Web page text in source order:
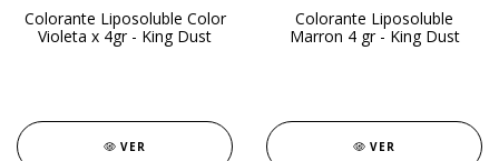
Colorante Liposoluble Color
Violeta x 4gr - King Dust
VER
Colorante Liposoluble
Marron 4 gr - King Dust
VER